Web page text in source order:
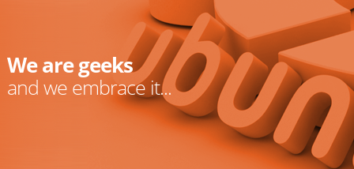
We are geeks
and we embrace it...